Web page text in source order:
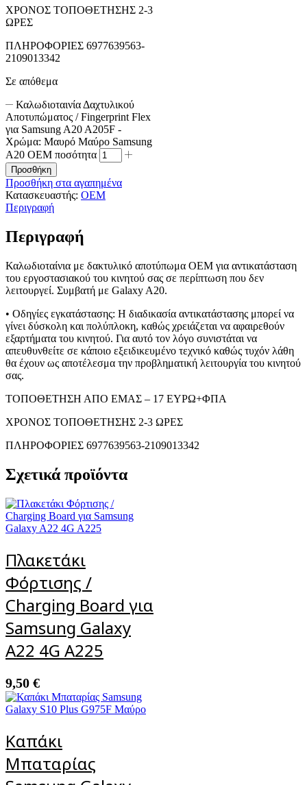
ΧΡΟΝΟΣ ΤΟΠΟΘΕΤΗΣΗΣ 2-3
ΩΡΕΣ
ΠΛΗΡΟΦΟΡΙΕΣ 6977639563-
2109013342
Σε απόθεμα
Καλωδιοταινία Δαχτυλικoύ
Αποτυπώματος / Fingerprint Flex
για Samsung A20 A205F -
Χρώμα: Μαυρό Μαύρο Samsung
A20 OEM ποσότητα
Προσθήκη
Προσθήκη στα αγαπημένα
Κατασκευαστής: OEM
Περιγραφή
Περιγραφή
Καλωδιοταίνια με δακτυλικό αποτύπωμα OEM για αντικατάσταση
του εργοστασιακού του κινητού σας σε περίπτωση που δεν
λειτουργεί. Συμβατή με Galaxy A20.
• Οδηγίες εγκατάστασης: Η διαδικασία αντικατάστασης μπορεί να
γίνει δύσκολη και πολύπλοκη, καθώς χρειάζεται να αφαιρεθούν
εξαρτήματα του κινητού. Για αυτό τον λόγο συνιστάται να
απευθυνθείτε σε κάποιο εξειδικευμένο τεχνικό καθώς τυχόν λάθη
θα έχουν ως αποτέλεσμα την προβληματική λειτουργία του κινητού
σας.
ΤΟΠΟΘΕΤΗΣΗ ΑΠΟ ΕΜΑΣ – 17 ΕΥΡΩ+ΦΠΑ
ΧΡΟΝΟΣ ΤΟΠΟΘΕΤΗΣΗΣ 2-3 ΩΡΕΣ
ΠΛΗΡΟΦΟΡΙΕΣ 6977639563-2109013342
Σχετικά προϊόντα
Πλακετάκι
Φόρτισης /
Charging Board για
Samsung Galaxy
A22 4G A225
9,50 €
Καπάκι
Μπαταρίας